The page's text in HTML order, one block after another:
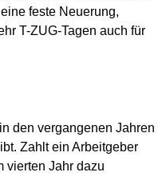
feste Neuerung,
T-ZUG-Tagen auch für
den vergangenen Jahren
Zahlt ein Arbeitgeber
vierten Jahr dazu